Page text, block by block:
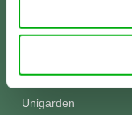
Unigarden